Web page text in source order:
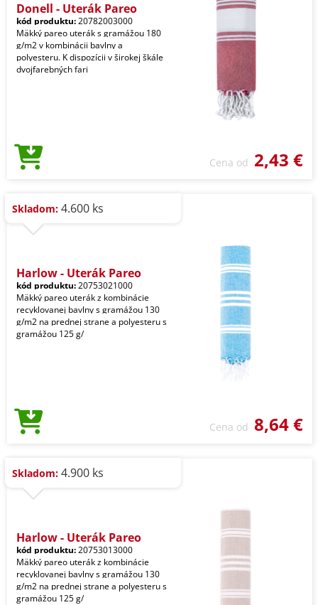
Donell - Uterák Pareo
kód produktu:20782003000
Mäkký pareo uterák s gramážou 180
g/m2 v kombinácii bavlny a
polyesteru. K dispozícii v širokej škále
dvojfarebných fari
Cena od 2,43 €
Skladom: 4.600 ks
Harlow - Uterák Pareo
kód produktu:20753021000
Mäkký pareo uterák z kombinácie
recyklovanej bavlny s gramážou 130
g/m2 na prednej strane a polyesteru s
gramážou 125 g/
Cena od 8,64 €
Skladom: 4.900 ks
Harlow - Uterák Pareo
kód produktu:20753013000
Mäkký pareo uterák z kombinácie
recyklovanej bavlny s gramážou 130
g/m2 na prednej strane a polyesteru s
gramážou 125 g/